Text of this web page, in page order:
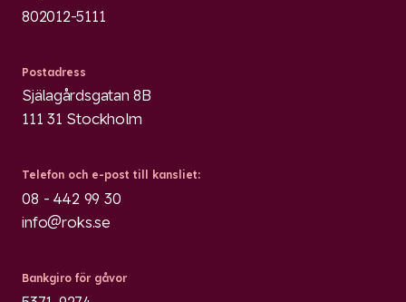
802012-5111
Postadress
Själagårdsgatan 8B
111 31 Stockholm
Telefon och e-post till kansliet:
08 - 442 99 30
info@roks.se
Bankgiro för gåvor